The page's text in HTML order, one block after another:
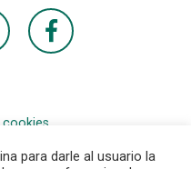
para darle al usuario la